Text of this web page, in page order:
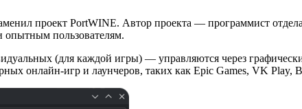
проект PortWINE. Автор проекта — программист
пользователям.
(для каждой игры) — управляются через
онлайн-игр и лаунчеров, таких как Epic Games, VK Play,